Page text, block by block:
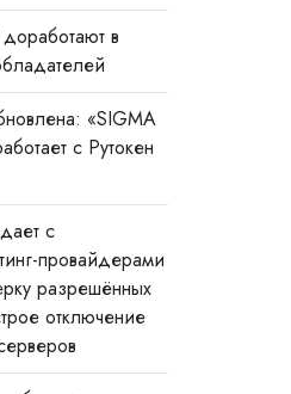
в
«SIGMA
с Рутокен
с
провайдерами
разрешённых
отключение